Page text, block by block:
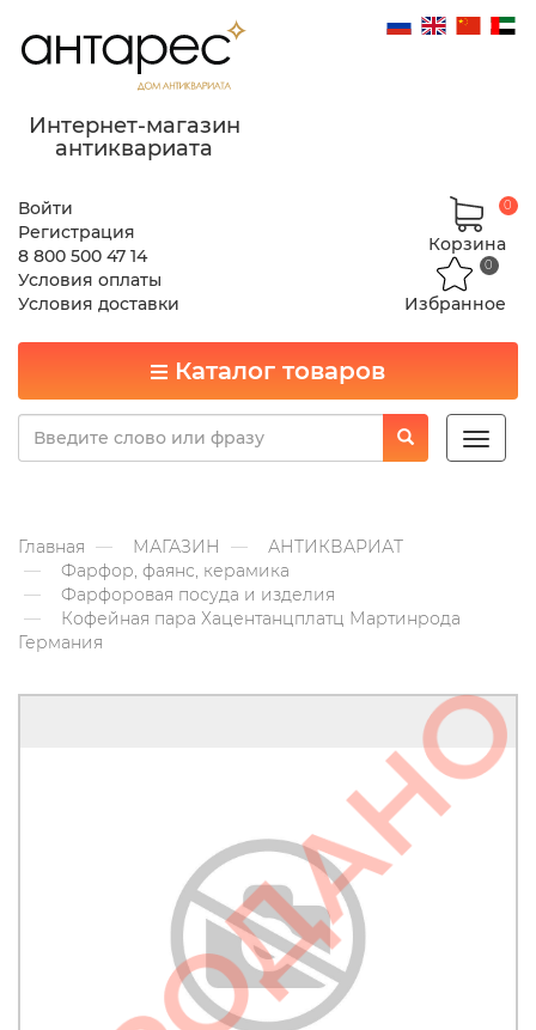
Интернет-магазин
антиквариата
Войти
Регистрация
8 800 500 47 14
Условия оплаты
Условия доставки
Корзина
0
Избранное
0
Каталог товаров
Toggle
Главная МАГАЗИН
АНТИКВАРИАТ
Фарфор, фаянс, керамика
Фарфоровая посуда и изделия
Кофейная пара Хацентанцплатц Мартинрода
Германия